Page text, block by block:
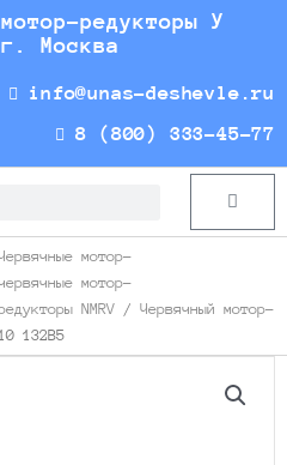
редукторы У
Москва
info@unas-deshevle.ru
8 (800) 333-45-77
Cart
мотор-
мотор-
NMRV / Червячный мотор-
132B5